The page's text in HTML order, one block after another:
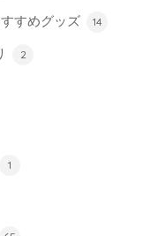
すめグッズ 14
2
1